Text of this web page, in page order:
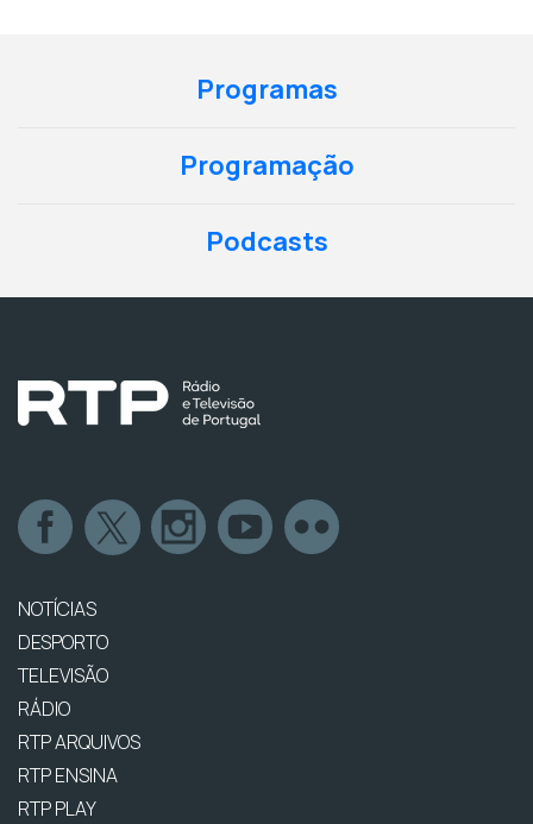
Programas
Programação
Podcasts
NOTÍCIAS
DESPORTO
TELEVISÃO
RÁDIO
RTP ARQUIVOS
RTP ENSINA
RTP PLAY